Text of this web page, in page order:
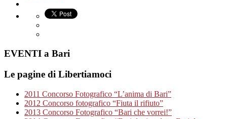
EVENTI a Bari
Le pagine di Libertiamoci
2011 Concorso Fotografico “L’anima di Bari”
2012 Concorso fotografico “Fiuta il rifiuto”
2013 Concorso Fotografico “Bari che vorrei!”